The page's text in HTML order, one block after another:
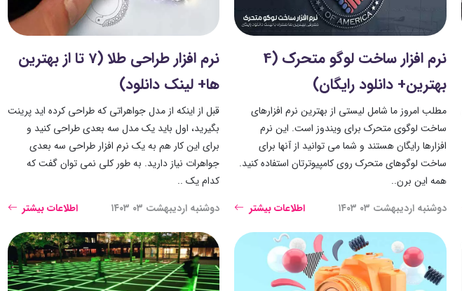
نرم افزار ساخت لوگو متحرک (4
بهترین+ دانلود رایگان)
مطلب امروز ما شامل لیستی از بهترین نرم افزارهای
ساخت لوگوی متحرک برای ویندوز است. این نرم
افزارها رایگان هستند و شما می توانید از آنها برای
ساخت لوگوهای متحرک روی کامپیوترتان استفاده کنید.
همه این برن..
دوشنبه اردیبهشت ۰۳ ۱۴۰۳
اطلاعات بیشتر
نرم افزار طراحی طلا (7 تا از بهترین
ها+ لینک دانلود)
قبل از اینکه از مدل جواهراتی که طراحی کرده اید پرینت
بگیرید، اول باید یک مدل سه بعدی طراحی کنید و
برای این کار هم به یک نرم افزار طراحی سه بعدی
جواهرات نیاز دارید. به طور کلی نمی توان گفت که
کدام یک ..
دوشنبه اردیبهشت ۰۳ ۱۴۰۳
اطلاعات بیشتر